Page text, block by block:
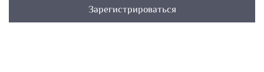
Зарегистрироваться